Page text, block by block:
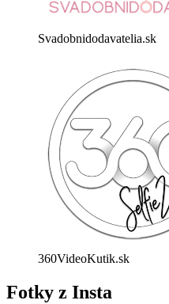
Svadobnidodavatelia.sk
360VideoKutik.sk
Fotky z Insta